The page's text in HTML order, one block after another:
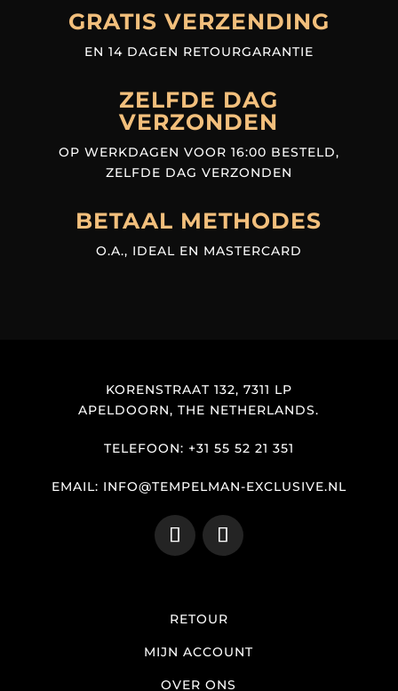
GRATIS VERZENDING
EN 14 DAGEN RETOURGARANTIE
ZELFDE DAG
VERZONDEN
OP WERKDAGEN VOOR 16:00 BESTELD,
ZELFDE DAG VERZONDEN
BETAAL METHODES
O.A., IDEAL EN MASTERCARD
KORENSTRAAT 132, 7311 LP
APELDOORN, THE NETHERLANDS.
TELEFOON: +31 55 52 21 351
EMAIL: INFO@TEMPELMAN-EXCLUSIVE.NL
RETOUR
MIJN ACCOUNT
OVER ONS